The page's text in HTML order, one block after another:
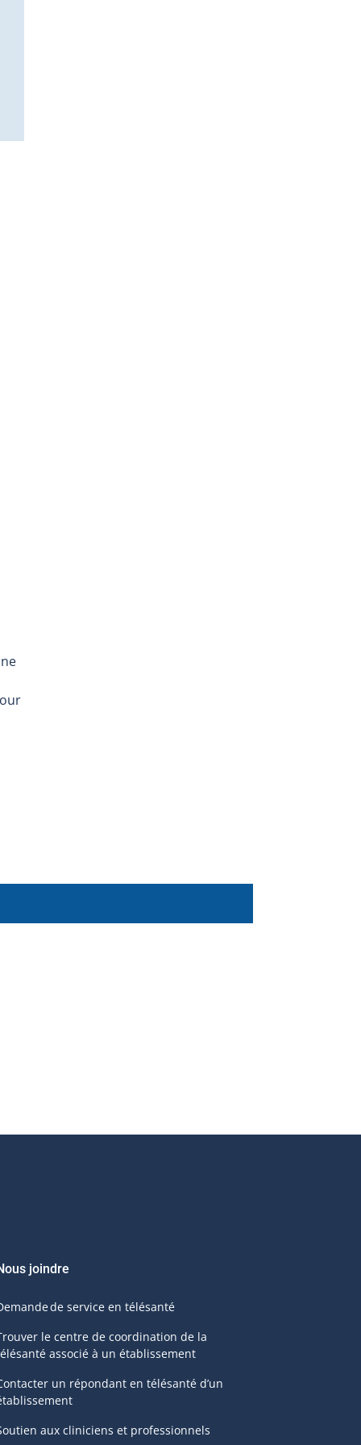
joindre
de service en télésanté
le centre de coordination de la
associé à un établissement
un répondant en télésanté d’un
aux cliniciens et professionnels